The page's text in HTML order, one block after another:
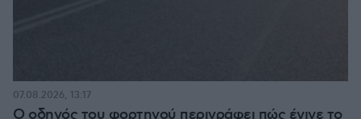
Ο οδηγός του φορτηγού περιγράφει πώς έγινε το
07.08.2026, 13:17